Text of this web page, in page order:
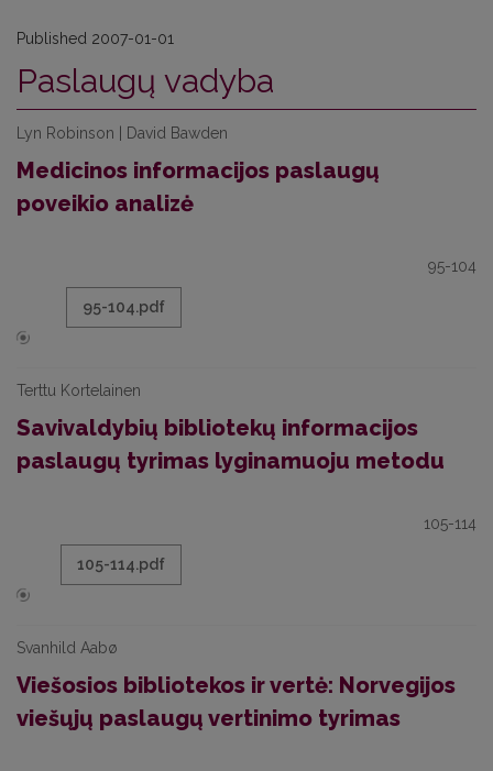
Published 2007-01-01
Paslaugų vadyba
Lyn Robinson | David Bawden
Medicinos informacijos paslaugų
poveikio analizė
95-104
95-104.pdf
Terttu Kortelainen
Savivaldybių bibliotekų informacijos
paslaugų tyrimas lyginamuoju metodu
105-114
105-114.pdf
Svanhild Aabø
Viešosios bibliotekos ir vertė: Norvegijos
viešųjų paslaugų vertinimo tyrimas